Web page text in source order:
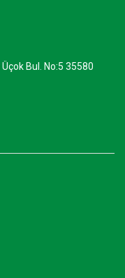
Bul. No:5 35580